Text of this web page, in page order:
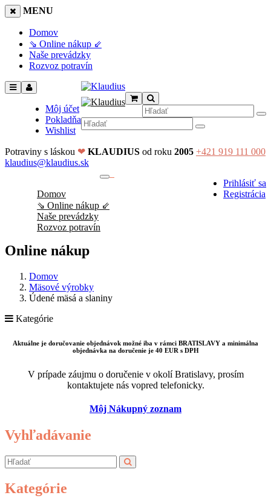
MENU
Domov
⇘ Online nákup ⇙
Naše prevádzky
Rozvoz potravín
Môj účet
Pokladňa
Wishlist
Potraviny s láskou ❤ KLAUDIUS od roku 2005 +421 919 111 000
klaudius@klaudius.sk
Prihlásiť sa
Registrácia
Domov
⇘ Online nákup ⇙
Naše prevádzky
Rozvoz potravín
Online nákup
Domov
Mäsové výrobky
Údené mäsá a slaniny
Kategórie
Aktuálne je doručovanie objednávok možné iba v rámci BRATISLAVY a minimálna
objednávka na doručenie je 40 EUR s DPH
V prípade záujmu o doručenie v okolí Bratislavy, prosím
kontaktujete nás vopred telefonicky.
Môj Nákupný zoznam
Vyhľadávanie
Kategórie